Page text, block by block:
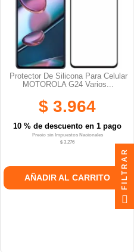
Protector De Silicona Para Celular
MOTOROLA G24 Varios...
$ 3.964
10 % de descuento en 1 pago
Precio sin Impuestos Nacionales
$ 3.276
AÑADIR AL CARRITO FILTRAR